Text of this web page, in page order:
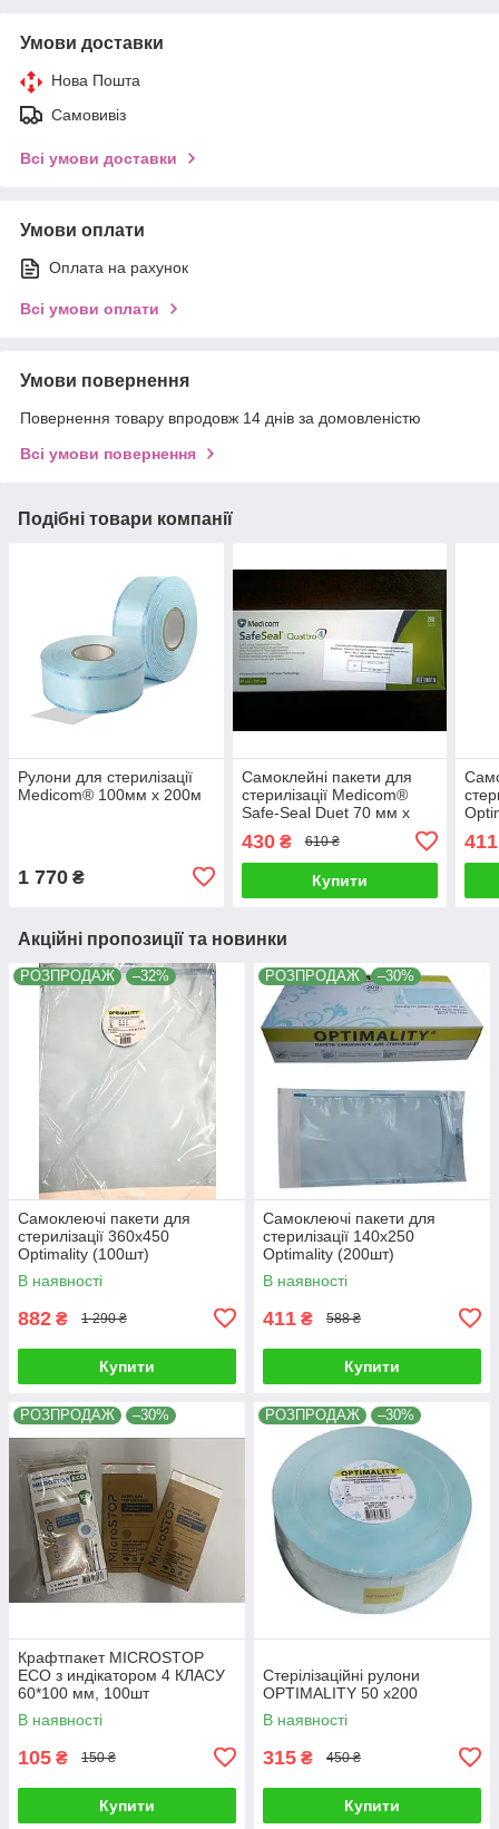
Умови доставки
Нова Пошта
Самовивіз
Всі умови доставки
Умови оплати
Оплата на рахунок
Всі умови оплати
Умови повернення
Повернення товару впродовж 14 днів за домовленістю
Всі умови повернення
Подібні товари компанії
Рулони для стерилізації
Medicom® 100мм х 200м
1 770 ₴
Самоклейні пакети для
стерилізації Medicom®
Safe-Seal Duet 70 мм х
430₴ 610 ₴
Купити
411
Акційні пропозиції та новинки
РОЗПРОДАЖ –32%
Самоклеючі пакети для
стерилізації 360x450
Optimality (100шт)
В наявності
882 ₴ 1 290 ₴
Купити
РОЗПРОДАЖ –30%
Самоклеючі пакети для
стерилізації 140x250
Optimality (200шт)
В наявності
411 ₴ 588 ₴
Купити
РОЗПРОДАЖ –30%
Крафтпакет MICROSTOP
ЕСО з индікатором 4 КЛАСУ
60*100 мм, 100шт
В наявності
105 ₴ 150 ₴
Купити
РОЗПРОДАЖ –30%
Стерілізаційні рулони
OPTIMALITY 50 x200
В наявності
315 ₴ 450 ₴
Купити